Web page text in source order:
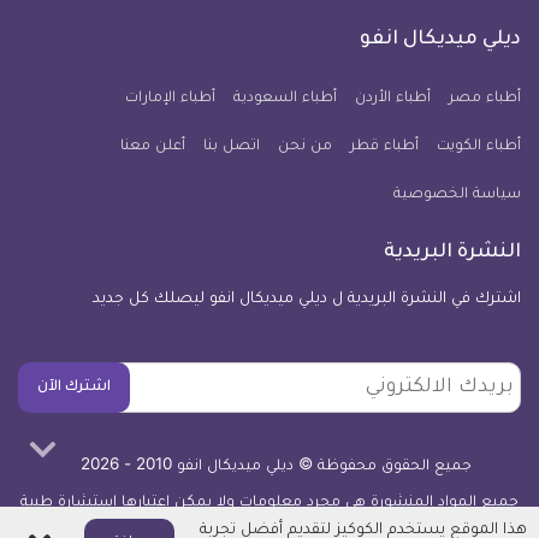
فيسبوكتويتر
يوتيوب
معلومة
للآيفون
ديلي ميديكال انفو
أطباء مصر أطباء الأردن أطباء السعودية أطباء الإمارات
أطباء الكويت أطباء قطر من نحن اتصل بنا أعلن معنا
سياسة الخصوصية
النشرة البريدية
اشترك في النشرة البريدية ل ديلي ميديكال انفو ليصلك كل جديد
بريدك
الالكتروني
اشترك الآن
جميع الحقوق محفوظة © ديلي ميديكال انفو 2010 - 2026
جميع المواد المنشورة هي مجرد معلومات ولا يمكن اعتبارها استشارة طبية
أو توصية علاجية - اعرف المزيد
هذا الموقع يستخدم الكوكيز لتقديم أفضل تجربة